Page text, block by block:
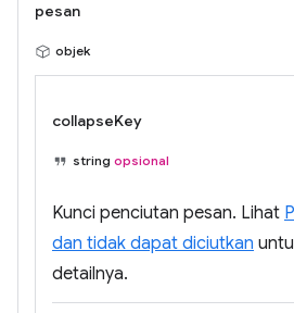
pesan
objek
collapseKey
string opsional
Kunci penciutan pesan. Lihat
dan tidak dapat diciutkan
detailnya.